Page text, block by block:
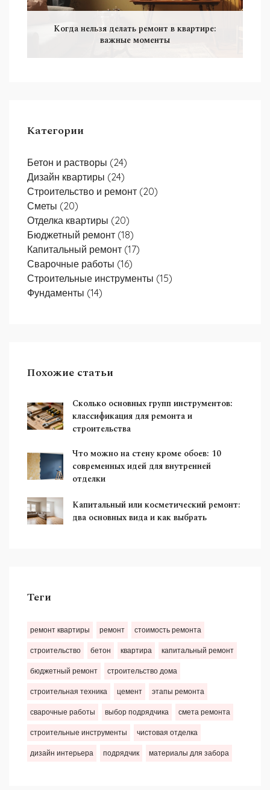
Когда нельзя делать ремонт в квартире:
важные моменты
Категории
Бетон и растворы (24)
Дизайн квартиры (24)
Строительство и ремонт (20)
Сметы (20)
Отделка квартиры (20)
Бюджетный ремонт (18)
Капитальный ремонт (17)
Сварочные работы (16)
Строительные инструменты (15)
Фундаменты (14)
Похожие статьи
Сколько основных групп инструментов:
классификация для ремонта и
строительства
Что можно на стену кроме обоев: 10
современных идей для внутренней
отделки
Капитальный или косметический ремонт:
два основных вида и как выбрать
Теги
ремонт квартиры ремонт стоимость ремонта
строительство бетон квартира капитальный ремонт
бюджетный ремонт строительство дома
строительная техника цемент этапы ремонта
сварочные работы выбор подрядчика смета ремонта
строительные инструменты чистовая отделка
дизайн интерьера подрядчик материалы для забора